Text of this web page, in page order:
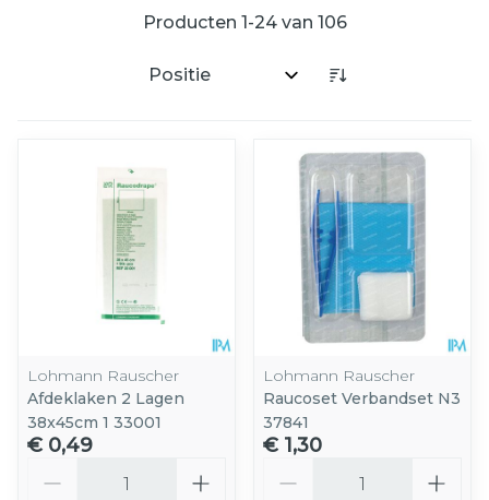
Producten 1 -24van 106
Sorteer op:
Lohmann Rauscher
Afdeklaken 2 Lagen
38x45cm 1 33001
€ 0,49
Lohmann Rauscher
Raucoset Verbandset N3
37841
€ 1,30